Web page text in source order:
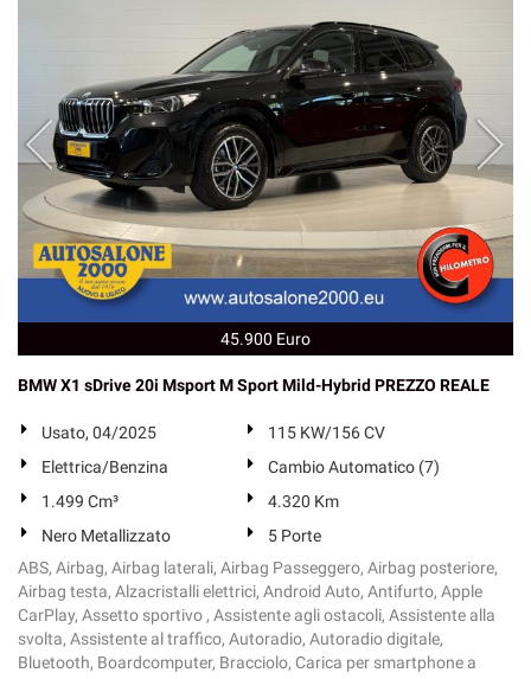
45.900 Euro
BMW X1 sDrive 20i Msport M Sport Mild-Hybrid PREZZO REALE
Usato, 04/2025
115 KW/156 CV
Elettrica/Benzina
Cambio Automatico (7)
1.499 Cm³
4.320 Km
Nero Metallizzato
5 Porte
ABS, Airbag, Airbag laterali, Airbag Passeggero, Airbag posteriore,
Airbag testa, Alzacristalli elettrici, Android Auto, Antifurto, Apple
CarPlay, Assetto sportivo , Assistente agli ostacoli, Assistente alla
svolta, Assistente al traffico, Autoradio, Autoradio digitale,
Bluetooth, Boardcomputer, Bracciolo, Carica per smartphone a